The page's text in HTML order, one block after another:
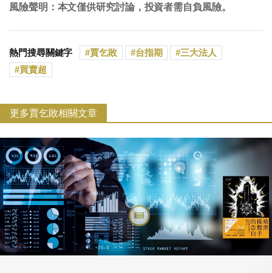
風險聲明：本文僅供研究討論，投資者需自負風險。
熱門搜尋關鍵字 賈乞敗 台指期
三大法人
買賣超
更多賈乞敗相關文章